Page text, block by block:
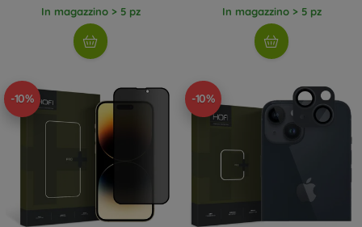
In magazzino > 5 pz In magazzino > 5 pz
-10% -10%